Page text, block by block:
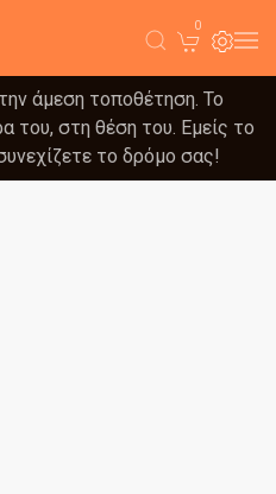
0
άμεση τοποθέτηση. Το
του, στη θέση του. Εμείς το
το δρόμο σας!